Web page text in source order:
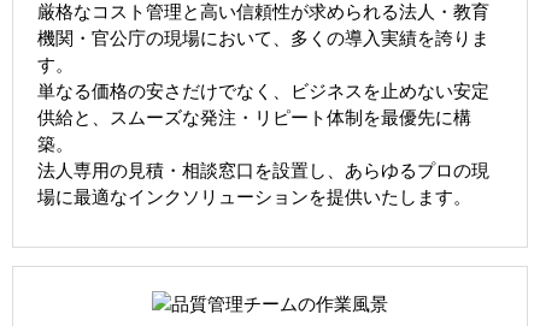
厳格なコスト管理と高い信頼性が求められる法人・教育
機関・官公庁の現場において、多くの導入実績を誇りま
す。
単なる価格の安さだけでなく、ビジネスを止めない安定
供給と、スムーズな発注・リピート体制を最優先に構
築。
法人専用の見積・相談窓口を設置し、あらゆるプロの現
場に最適なインクソリューションを提供いたします。